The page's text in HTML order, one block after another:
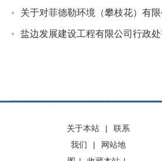
关于对菲德勒环境（攀枝花）有
盐边发展建设工程有限公司行政
关于本站 |
联系
我们
|
网站地